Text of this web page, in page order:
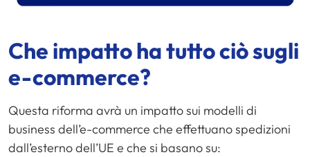
Che impatto ha tutto ciò sugli
e-commerce?
Questa riforma avrà un impatto sui modelli di
business dell’e-commerce che effettuano spedizioni
dall’esterno dell’UE e che si basano su: